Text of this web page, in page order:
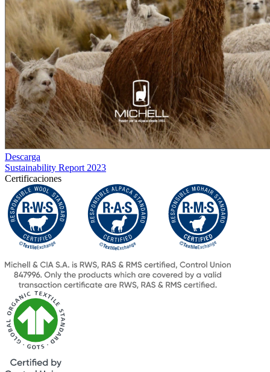
Descarga
Sustainability Report 2023
Certificaciones